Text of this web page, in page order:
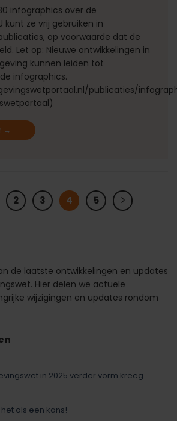
infographics over de
kunt ze vrij gebruiken in
op voorwaarde dat de
Let op: Nieuwe ontwikkelingen in
kunnen leiden tot
infographics.
publicaties/
→
2 3 4 5
de laatste ontwikkelingen en updates
Hier delen we actuele
wijzigingen en updates rondom
in 2025 verder vorm kreeg
het als een kans!